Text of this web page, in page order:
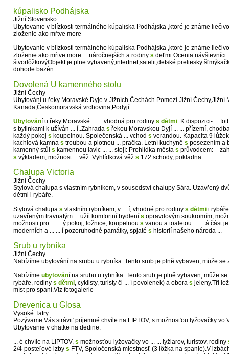
kúpalisko Podhájska
Jižní Slovensko
Ubytovanie v blízkosti termálného kúpaliska Podhájska ,ktoré je známe
zloženie ako mŕtve more
Ubytovanie v blízkosti termálného kúpaliska Podhájska ,ktoré je známe
zloženie ako mŕtve more ... náročnejších a rodiny s deťmi.Ocenia návštevníci
štvorlôžkovýObjekt je plne vybavený,intertnet,satelit,detské preliesky
dohode bazén.
Dovolená U kamenného stolu
Jižní Čechy
Ubytování u řeky Moravské Dyje v Jižních Čechách.Pomezí Jižní Čechy,Jižní
Kanada,Českomoravská vrchovina,Podyjí.
Ubytování u řeky Moravské ... ... vhodná pro rodiny s dětmi. K dispozici- ...
s bylinkami k užíván ... í..Zahrada s řekou Moravskou Dyjí ... ... přízemí,
každý pokoj s koupelnou. Společenská ... vchod s verandou. Kapacita 9
kachlová kamna s troubou a plotnou ... pračka. Letní kuchyně s posezením a
kamenný stůl s kamennou lavic ... ... stojí: Prohlídka města s průvodcem: –
s výkladem, možnost ... věž: Vyhlídková věž s 172 schody, pokladna ...
Chalupa Victoria
Jižní Čechy
Stylová chalupa s vlastním rybníkem, v sousedství chalupy Sára. Uzavřený
dětmi i rybáře.
Stylová chalupa s vlastním rybníkem, v ... í, vhodné pro rodiny s dětmi i
uzavřeným travnatým ... užít komfortní bydlení s opravdovým soukromím,
možnosti pro ... ... ý pokoj, ložnice, koupelnou s vanou a toaletou ... ... á část
moderních a ... ... í pozoruhodné památky, spjaté s historií našeho národa ...
Srub u rybníka
Jižní Čechy
Nabízíme ubytování na srubu u rybníka. Tento srub je plně vybaven, může se
Nabízíme ubytování na srubu u rybníka. Tento srub je plně vybaven, může
rybáře, rodiny s dětmi, cyklisty, turisty či ... í povolenek) a obora s jeleny.Tři
míst pro spaní.Viz fotogalerie
Drevenica u Glosa
Vysoké Tatry
Pozývame Vás stráviť príjemné chvíle na LIPTOV, s možnosťou lyžovačky vo
Ubytovanie v chatke na dedine.
... é chvíle na LIPTOV, s možnosťou lyžovačky vo ... ... lyžiarov, turistov, rodiny
2/4-posteľové izby s FTV, Spoločenská miestnosť (3 lôžka na spanie).V